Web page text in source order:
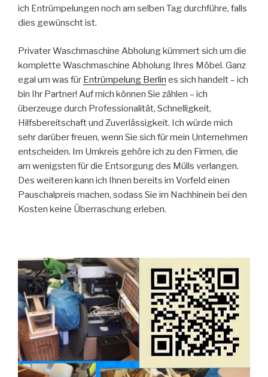
ich Entrümpelungen noch am selben Tag durchführe, falls
dies gewünscht ist.
Privater Waschmaschine Abholung kümmert sich um die
komplette Waschmaschine Abholung Ihres Möbel. Ganz
egal um was für Entrümpelung Berlin es sich handelt – ich
bin Ihr Partner! Auf mich können Sie zählen – ich
überzeuge durch Professionalität, Schnelligkeit,
Hilfsbereitschaft und Zuverlässigkeit. Ich würde mich
sehr darüber freuen, wenn Sie sich für mein Unternehmen
entscheiden. Im Umkreis gehöre ich zu den Firmen, die
am wenigsten für die Entsorgung des Mülls verlangen.
Des weiteren kann ich Ihnen bereits im Vorfeld einen
Pauschalpreis machen, sodass Sie im Nachhinein bei den
Kosten keine Überraschung erleben.